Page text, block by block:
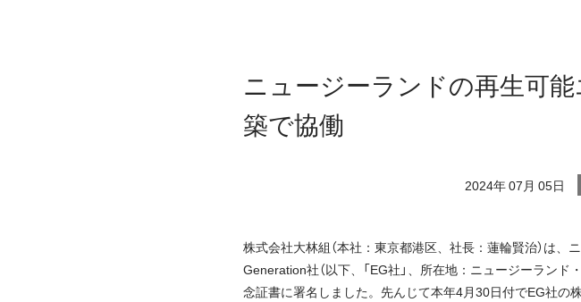
ニュージーランドの再生可
築で協働
2024年 07月 05日
株式会社大林組（本社：東京都港区、社長：蓮輪賢治）は
Generation社（以下、「EG社」、所在地：ニュージーラン
念証書に署名しました。先んじて本年4月30日付でEG社の